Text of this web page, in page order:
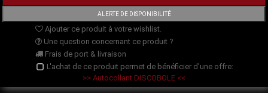
Ajouter ce produit à votre wishlist.
Une question concernant ce produit ?
Frais de port & livraison
L'achat de ce produit permet de bénéficier d'une offre:
>> Autocollant DISCOBOLE <<